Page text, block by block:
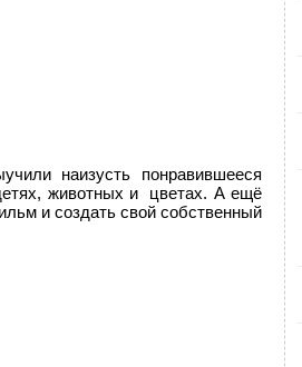
наизусть понравившееся
животных и цветах. А ещё
и создать свой собственный